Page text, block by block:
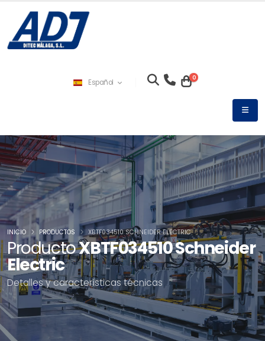
Español 0
ProductoXBTF034510 Schneider
Electric
Detalles y características técnicas
INICIO PRODUCTOS XBTF034510 SCHNEIDER ELECTRIC